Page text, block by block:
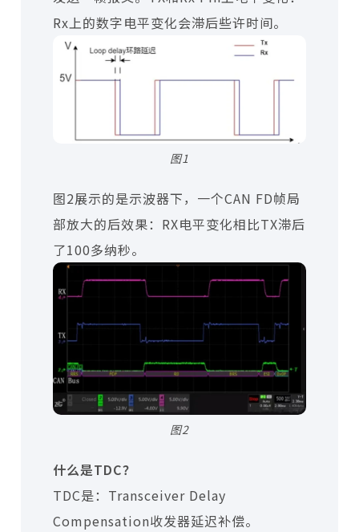
Rx上的数字电平变化会滞后些许时间。
图1
图2展示的是示波器下，一个CAN FD帧局
部放大的后效果：RX电平变化相比TX滞后
了100多纳秒。
图2
什么是TDC？
TDC是：Transceiver Delay
Compensation收发器延迟补偿。